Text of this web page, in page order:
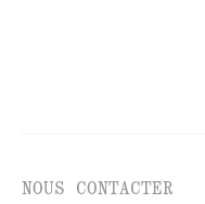
NOUS CONTACTER